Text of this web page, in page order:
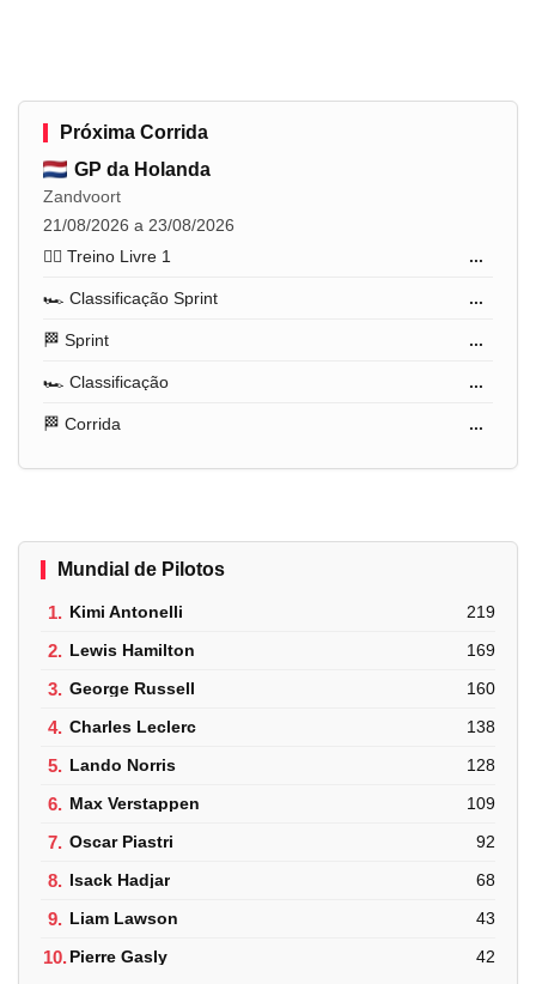
Próxima Corrida
GP da Holanda
Zandvoort
21/08/2026 a 23/08/2026
🏋️‍♂️ Treino Livre 1
...
🏎️ Classificação Sprint ...
🏁 Sprint ...
🏎️ Classificação ...
🏁 Corrida ...
Mundial de Pilotos
1. Kimi Antonelli 219
2. Lewis Hamilton 169
3. George Russell 160
4. Charles Leclerc 138
5. Lando Norris 128
6. Max Verstappen 109
7. Oscar Piastri 92
8. Isack Hadjar 68
9. Liam Lawson 43
10.Pierre Gasly 42